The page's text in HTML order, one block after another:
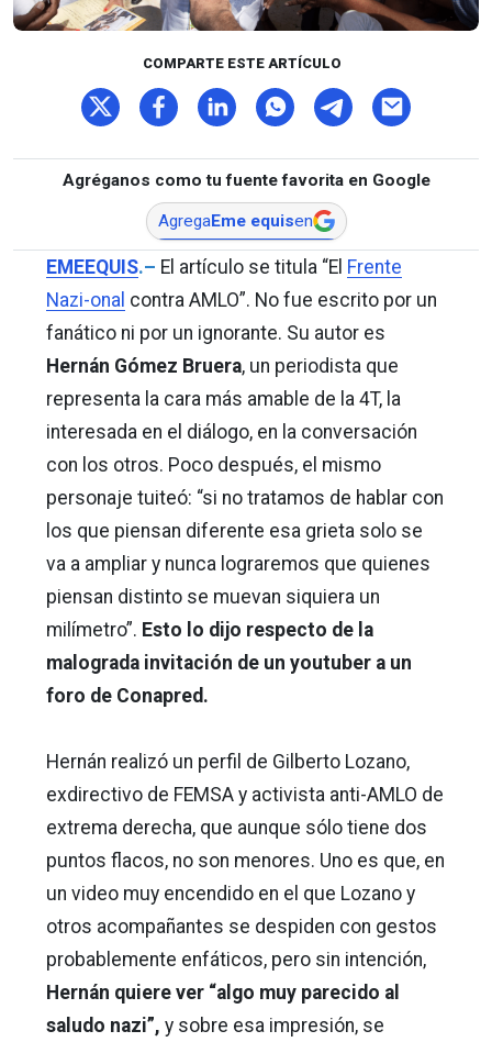
COMPARTE ESTE ARTÍCULO
Agréganos como tu fuente favorita en Google
AgregaEme equisen
EMEEQUIS.– El artículo se titula “El Frente
Nazi-onal contra AMLO”. No fue escrito por un
fanático ni por un ignorante. Su autor es
Hernán Gómez Bruera, un periodista que
representa la cara más amable de la 4T, la
interesada en el diálogo, en la conversación
con los otros. Poco después, el mismo
personaje tuiteó: “si no tratamos de hablar con
los que piensan diferente esa grieta solo se
va a ampliar y nunca lograremos que quienes
piensan distinto se muevan siquiera un
milímetro”. Esto lo dijo respecto de la
malograda invitación de un youtuber a un
foro de Conapred.
Hernán realizó un perfil de Gilberto Lozano,
exdirectivo de FEMSA y activista anti-AMLO de
extrema derecha, que aunque sólo tiene dos
puntos flacos, no son menores. Uno es que, en
un video muy encendido en el que Lozano y
otros acompañantes se despiden con gestos
probablemente enfáticos, pero sin intención,
Hernán quiere ver “algo muy parecido al
saludo nazi”, y sobre esa impresión, se